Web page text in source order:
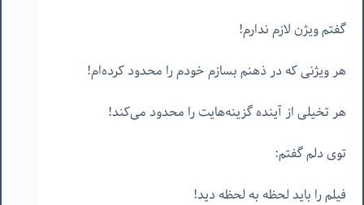
گفتم ویژن لازم ندارم!
هر ویژنی که در ذهنم بسازم خودم را محدود کرده‌ام!
هر تخیلی از آینده گزینه‌هایت را محدود می‌کند!
توی دلم گفتم:
فیلم را باید لحظه به لحظه دید!